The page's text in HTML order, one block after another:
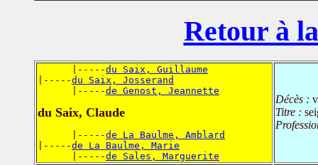
Retour à
      |-----
du Saix, Guillaume
|-----du Saix, Josserand
      |-----
de Genost, Jeannette
du Saix, Claude
      |-----
de La Baulme, Amblard
|-----de La Baulme, Marie
      |-----
de Sales, Marguerite
Décès :
Titre :